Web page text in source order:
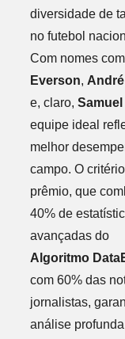
diversidade de
no futebol
Com nomes
Everson, André
e, claro,
equipe ideal
melhor
campo. O
prêmio, que
40% de
avançadas do
Algoritmo
com 60% das
jornalistas,
análise